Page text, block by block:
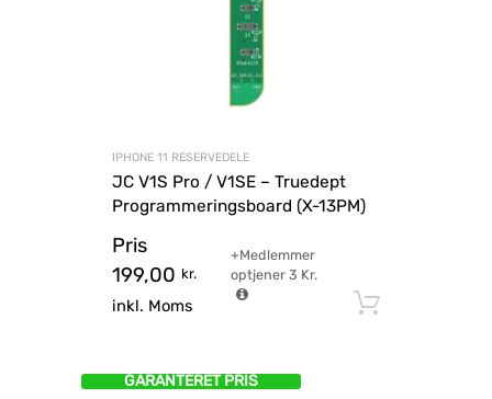
IPHONE 11 RESERVEDELE
JC V1S Pro / V1SE – Truedept
Programmeringsboard (X-13PM)
Pris
199,00 kr.
inkl. Moms
+Medlemmer
optjener 3 Kr.
GARANTERET PRIS